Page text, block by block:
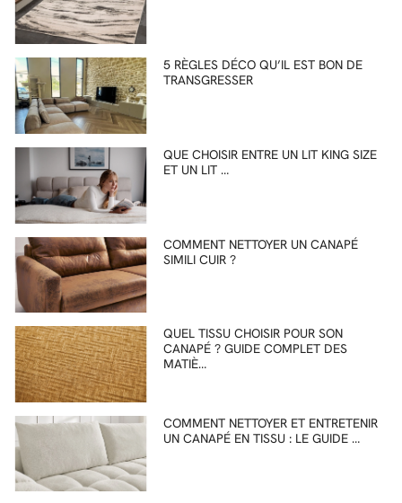
5 RÈGLES DÉCO QU’IL EST BON DE
TRANSGRESSER
QUE CHOISIR ENTRE UN LIT KING SIZE
ET UN LIT …
COMMENT NETTOYER UN CANAPÉ
SIMILI CUIR ?
QUEL TISSU CHOISIR POUR SON
CANAPÉ ? GUIDE COMPLET DES
MATIÈ…
COMMENT NETTOYER ET ENTRETENIR
UN CANAPÉ EN TISSU : LE GUIDE …